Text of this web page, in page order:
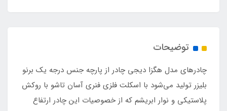
جنس کف
تفلون ضد آب درجه یک
توضیحات
چادرهای مدل هگزا دیجی چادر از پارچه جنس درجه یک برنو
بلیزر تولید می‌شود با اسکلت فلزی فنری آسان تاشو با روکش
پلاستیکی و نوار ابریشم که از خصوصیات این چادر ارتفاع